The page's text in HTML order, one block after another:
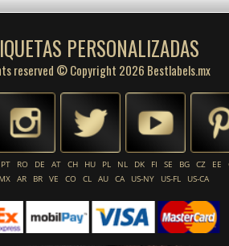
PERSONALIZADAS
reserved © Copyright 2026 Bestlabels.mx
PT RO DE AT CH HU PL NL DK FI SE BG CZ EE
MX AR BR VE CO CL AU CA US-NY US-FL US-CA